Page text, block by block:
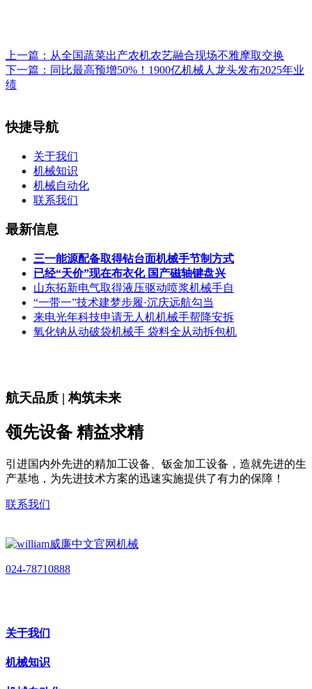
上一篇： 从全国蔬菜出产农机农艺融合现场不雅摩取交换
下一篇： 同比最高预增50%！1900亿机械人龙头发布2025年业
绩
快捷导航
关于我们
机械知识
机械自动化
联系我们
最新信息
三一能源配备取得钻台面机械手节制方式
已经“天价”现在布衣化 国产磁轴键盘兴
山东拓新电气取得液压驱动喷浆机械手自
“一带一”技术建梦步履·沉庆远航勾当
来电光年科技申请无人机机械手帮降安拆
氧化钠从动破袋机械手 袋料全从动拆包机
航天品质 | 构筑未来
领先设备 精益求精
引进国内外先进的精加工设备、钣金加工设备，造就先进的生
产基地，为先进技术方案的迅速实施提供了有力的保障！
联系我们
024-78710888
关于我们
机械知识